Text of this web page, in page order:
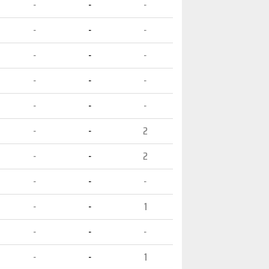
- -
-
- -
-
- -
-
- -
-
- -
-
- -
2
- -
2
- -
-
- -
1
- -
-
- -
1